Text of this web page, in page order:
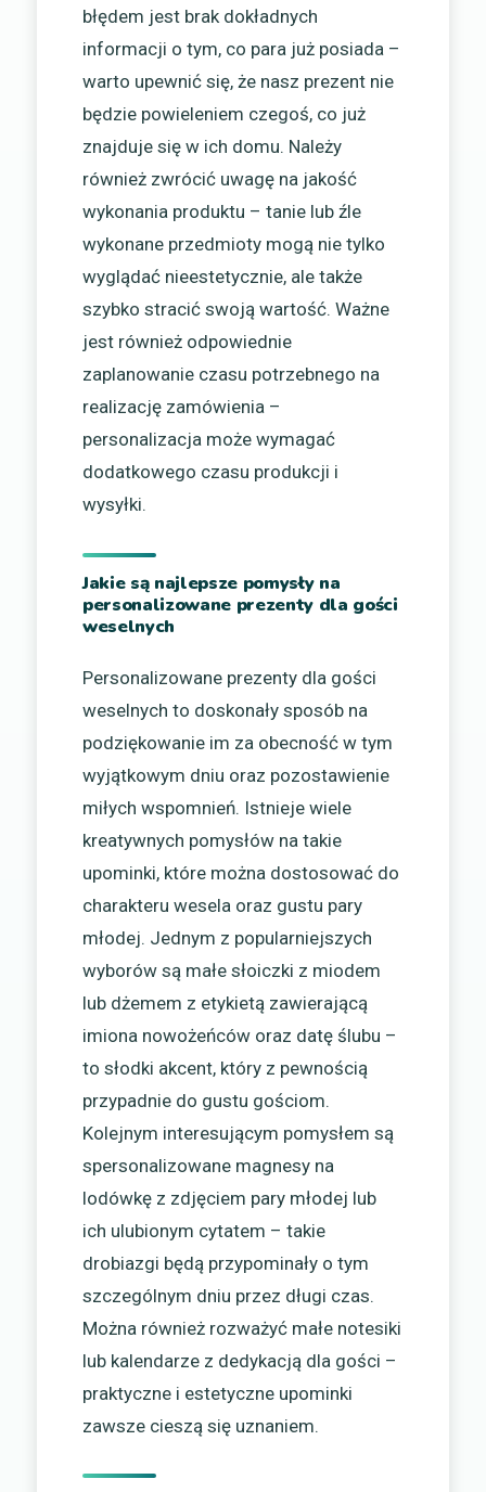
błędem jest brak dokładnych
informacji o tym, co para już posiada –
warto upewnić się, że nasz prezent nie
będzie powieleniem czegoś, co już
znajduje się w ich domu. Należy
również zwrócić uwagę na jakość
wykonania produktu – tanie lub źle
wykonane przedmioty mogą nie tylko
wyglądać nieestetycznie, ale także
szybko stracić swoją wartość. Ważne
jest również odpowiednie
zaplanowanie czasu potrzebnego na
realizację zamówienia –
personalizacja może wymagać
dodatkowego czasu produkcji i
wysyłki.
Jakie są najlepsze pomysły na
personalizowane prezenty dla gości
weselnych
Personalizowane prezenty dla gości
weselnych to doskonały sposób na
podziękowanie im za obecność w tym
wyjątkowym dniu oraz pozostawienie
miłych wspomnień. Istnieje wiele
kreatywnych pomysłów na takie
upominki, które można dostosować do
charakteru wesela oraz gustu pary
młodej. Jednym z popularniejszych
wyborów są małe słoiczki z miodem
lub dżemem z etykietą zawierającą
imiona nowożeńców oraz datę ślubu –
to słodki akcent, który z pewnością
przypadnie do gustu gościom.
Kolejnym interesującym pomysłem są
spersonalizowane magnesy na
lodówkę z zdjęciem pary młodej lub
ich ulubionym cytatem – takie
drobiazgi będą przypominały o tym
szczególnym dniu przez długi czas.
Można również rozważyć małe notesiki
lub kalendarze z dedykacją dla gości –
praktyczne i estetyczne upominki
zawsze cieszą się uznaniem.